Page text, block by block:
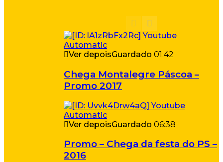
Ver depoisGuardado 01:42
Chega Montalegre Páscoa –
Promo 2017
Ver depoisGuardado 06:38
Promo – Chega da festa do PS –
2016